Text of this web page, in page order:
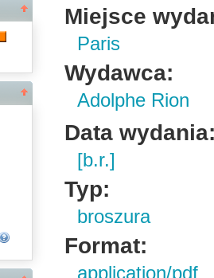
Miejsce
Paris
Wydawca:
Adolphe Rion
Data
[b.r.]
Typ:
broszura
Format:
application/pdf